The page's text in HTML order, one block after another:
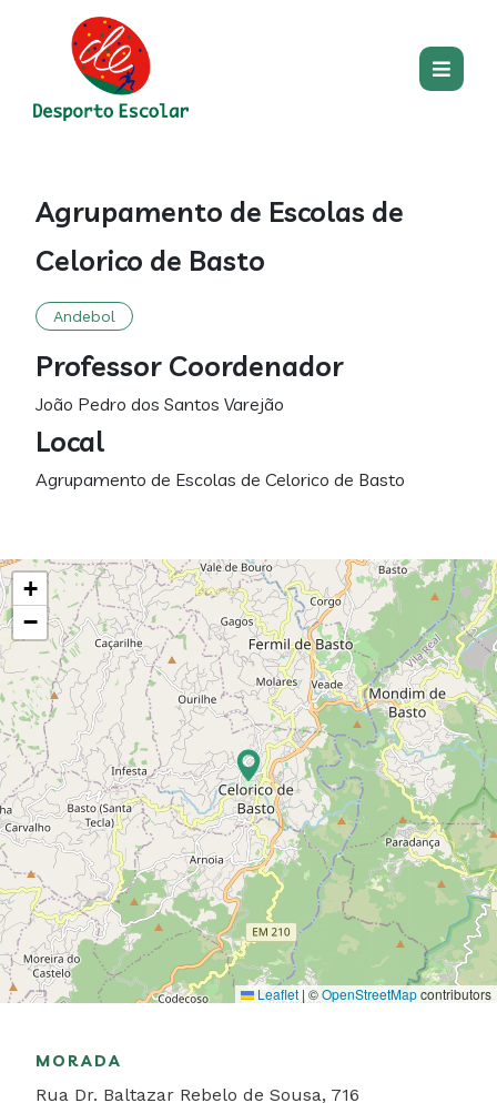
content
section
Agrupamento de Escolas de
Celorico de Basto
Andebol
Professor Coordenador
João Pedro dos Santos Varejão
Local
Agrupamento de Escolas de Celorico de Basto
+
−
Leaflet | ©OpenStreetMapcontributors
MORADA
Rua Dr. Baltazar Rebelo de Sousa, 716